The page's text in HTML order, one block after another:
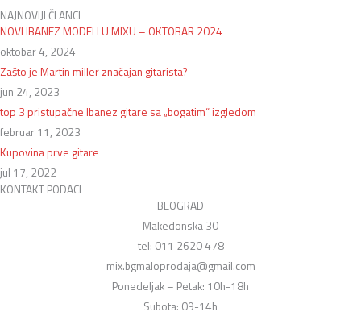
NAJNOVIJI ČLANCI
NOVI IBANEZ MODELI U MIXU – OKTOBAR 2024
oktobar 4, 2024
Zašto je Martin miller značajan gitarista?
jun 24, 2023
top 3 pristupačne Ibanez gitare sa „bogatim“ izgledom
februar 11, 2023
Kupovina prve gitare
jul 17, 2022
KONTAKT PODACI
BEOGRAD
Makedonska 30
tel: 011 2620 478
mix.bgmaloprodaja@gmail.com
Ponedeljak – Petak: 10h-18h
Subota: 09-14h